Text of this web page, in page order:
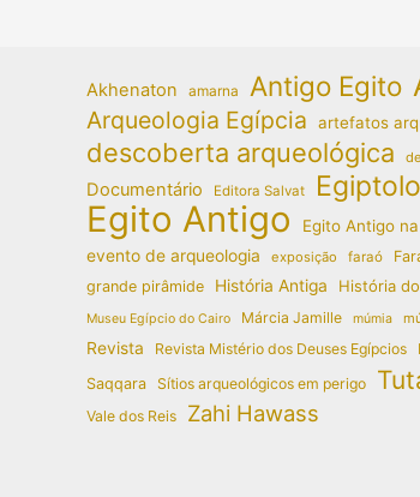
Akhenaton amarna Antigo Egito
Arqueologia Egípcia artefatos
descoberta arqueológica
Documentário Editora Salvat
Egito Antigo Egito Antigo
evento de arqueologia exposição faraó
grande pirâmide História Antiga História
Museu Egípcio do Cairo Márcia Jamille múmia
Revista Revista Mistério dos Deuses Egípcios
Saqqara Sítios arqueológicos em perigo
Vale dos Reis Zahi Hawass